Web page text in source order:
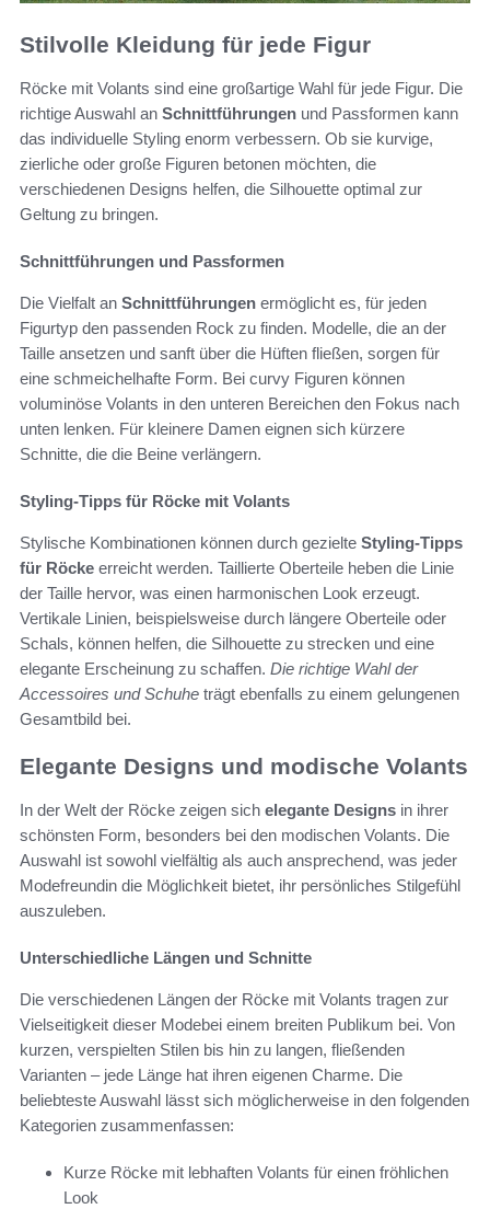
Stilvolle Kleidung für jede Figur
Röcke mit Volants sind eine großartige Wahl für jede Figur. Die
richtige Auswahl an Schnittführungen und Passformen kann
das individuelle Styling enorm verbessern. Ob sie kurvige,
zierliche oder große Figuren betonen möchten, die
verschiedenen Designs helfen, die Silhouette optimal zur
Geltung zu bringen.
Schnittführungen und Passformen
Die Vielfalt an Schnittführungen ermöglicht es, für jeden
Figurtyp den passenden Rock zu finden. Modelle, die an der
Taille ansetzen und sanft über die Hüften fließen, sorgen für
eine schmeichelhafte Form. Bei curvy Figuren können
voluminöse Volants in den unteren Bereichen den Fokus nach
unten lenken. Für kleinere Damen eignen sich kürzere
Schnitte, die die Beine verlängern.
Styling-Tipps für Röcke mit Volants
Stylische Kombinationen können durch gezielte Styling-Tipps
für Röcke erreicht werden. Taillierte Oberteile heben die Linie
der Taille hervor, was einen harmonischen Look erzeugt.
Vertikale Linien, beispielsweise durch längere Oberteile oder
Schals, können helfen, die Silhouette zu strecken und eine
elegante Erscheinung zu schaffen. Die richtige Wahl der
Accessoires und Schuhe trägt ebenfalls zu einem gelungenen
Gesamtbild bei.
Elegante Designs und modische Volants
In der Welt der Röcke zeigen sich elegante Designs in ihrer
schönsten Form, besonders bei den modischen Volants. Die
Auswahl ist sowohl vielfältig als auch ansprechend, was jeder
Modefreundin die Möglichkeit bietet, ihr persönliches Stilgefühl
auszuleben.
Unterschiedliche Längen und Schnitte
Die verschiedenen Längen der Röcke mit Volants tragen zur
Vielseitigkeit dieser Modebei einem breiten Publikum bei. Von
kurzen, verspielten Stilen bis hin zu langen, fließenden
Varianten – jede Länge hat ihren eigenen Charme. Die
beliebteste Auswahl lässt sich möglicherweise in den folgenden
Kategorien zusammenfassen:
Kurze Röcke mit lebhaften Volants für einen fröhlichen
Look